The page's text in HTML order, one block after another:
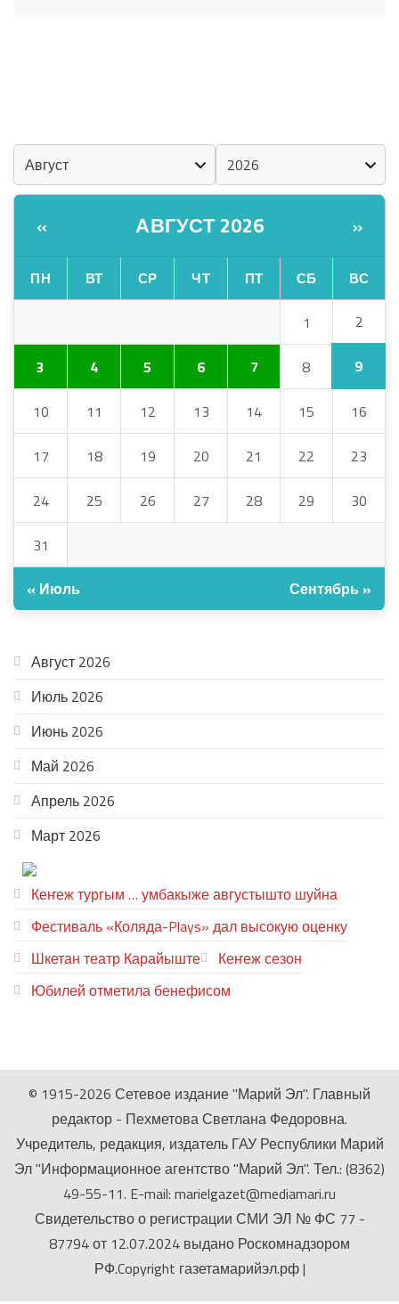
« АВГУСТ 2026 »
ПН ВТ СР ЧТ ПТ СБ ВС
1 2
3 4 5 6 7 8 9
10 11 12 13 14 15 16
17 18 19 20 21 22 23
24 25 26 27 28 29 30
31
« Июль Сентябрь »
Август 2026
Июль 2026
Июнь 2026
Май 2026
Апрель 2026
Март 2026
Кеҥеж тургым … умбакыже августышто шуйна
Фестиваль «Коляда-Plays» дал высокую оценку
Шкетан театр Карайыште
Кеҥеж сезон
Юбилей отметила бенефисом
© 1915-2026 Сетевое издание "Марий Эл". Главный
редактор - Пехметова Светлана Федоровна.
Учредитель, редакция, издатель ГАУ Республики Марий
Эл "Информационное агентство "Марий Эл". Тел.: (8362)
49-55-11. E-mail: marielgazet@mediamari.ru
Свидетельство о регистрации СМИ ЭЛ № ФС 77 -
87794 от 12.07.2024 выдано Роскомнадзором
РФ.Copyright газетамарийэл.рф|